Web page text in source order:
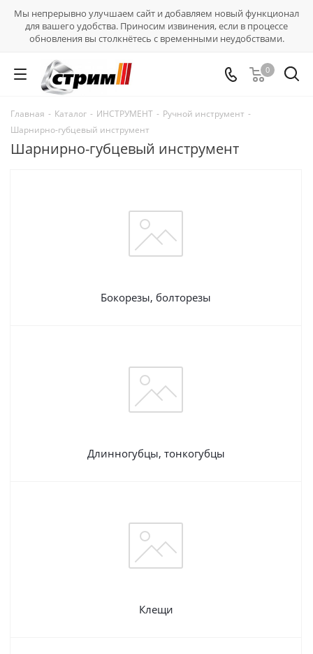
Мы непрерывно улучшаем сайт и добавляем новый функционал
для вашего удобства. Приносим извинения, если в процессе
обновления вы столкнётесь с временными неудобствами.
0
Главная - Каталог - ИНСТРУМЕНТ - Ручной инструмент -
Шарнирно-губцевый инструмент
Шарнирно-губцевый инструмент
Бокорезы, болторезы
Длинногубцы, тонкогубцы
Клещи